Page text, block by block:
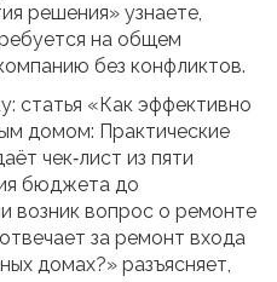
решения» узнаете,
на общем
без конфликтов.
статья «Как эффективно
домом: Практические
чек‑лист из пяти
бюджета до
возник вопрос о ремонте
за ремонт входа
домах?» разъясняет,